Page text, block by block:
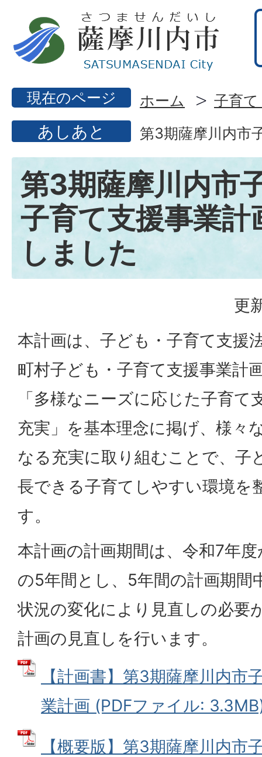
現在のページ ホーム 子育
あしあと 第3期薩摩川内市
第3期薩摩川内市
子育て支援事業計
しました
更
本計画は、子ども・子育て支援
町村子ども・子育て支援事業計
「多様なニーズに応じた子育
充実」を基本理念に掲げ、様々
なる充実に取り組むことで、子
長できる子育てしやすい環境を
す。
本計画の計画期間は、令和7年
の5年間とし、5年間の計画期間
状況の変化により見直しの必要
計画の見直しを行います。
【計画書】第3期薩摩川内市
業計画 (PDFファイル:
【概要版】第3期薩摩川内市